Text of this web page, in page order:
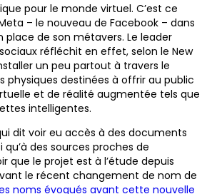
pour le monde virtuel. C’est ce
– le nouveau de Facebook – dans
place de son métavers. Le leader
réfléchit en effet, selon le New
un peu partout à travers le
physiques destinées à offrir au public
et de réalité augmentée tels que
intelligentes.
dit voir eu accès à des documents
des sources proches de
que le projet est à l’étude depuis
le récent changement de nom de
noms évoqués avant cette nouvelle